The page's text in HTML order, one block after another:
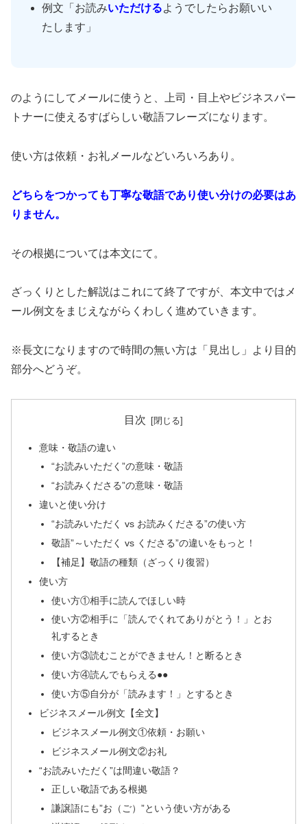
例文「お読みいただけるようでしたらお願いい
たします」
のようにしてメールに使うと、上司・目上やビジネスパー
トナーに使えるすばらしい敬語フレーズになります。
使い方は依頼・お礼メールなどいろいろあり。
どちらをつかっても丁寧な敬語であり使い分けの必要はあ
りません。
その根拠については本文にて。
ざっくりとした解説はこれにて終了ですが、本文中ではメ
ール例文をまじえながらくわしく進めていきます。
※長文になりますので時間の無い方は「見出し」より目的
部分へどうぞ。
目次
意味・敬語の違い
“お読みいただく”の意味・敬語
“お読みくださる”の意味・敬語
違いと使い分け
“お読みいただく vs お読みくださる”の使い方
敬語”～いただく vs くださる”の違いをもっと！
【補足】敬語の種類（ざっくり復習）
使い方
使い方①相手に読んでほしい時
使い方②相手に「読んでくれてありがとう！」とお
礼するとき
使い方③読むことができません！と断るとき
使い方④読んでもらえる●●
使い方⑤自分が「読みます！」とするとき
ビジネスメール例文【全文】
ビジネスメール例文①依頼・お願い
ビジネスメール例文②お礼
“お読みいただく”は間違い敬語？
正しい敬語である根拠
謙譲語にも”お（ご）”という使い方がある